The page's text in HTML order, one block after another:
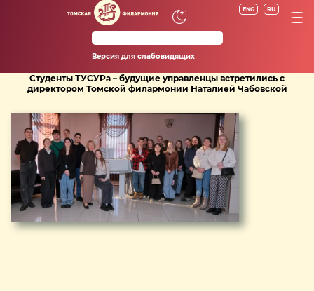
ENG RU
Версия для слабовидящих
Студенты ТУСУРа – будущие управленцы встретились с
директором Томской филармонии Наталией Чабовской